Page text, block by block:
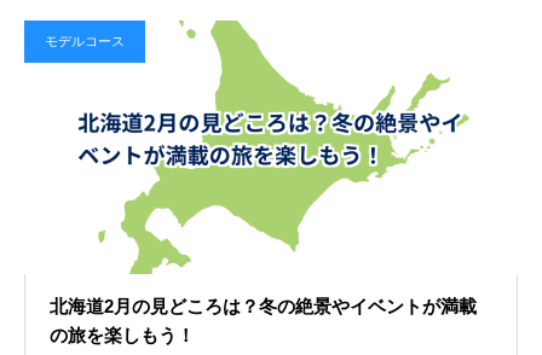
モデルコース
北海道2月の見どころは？冬の絶景やイベントが満載
の旅を楽しもう！